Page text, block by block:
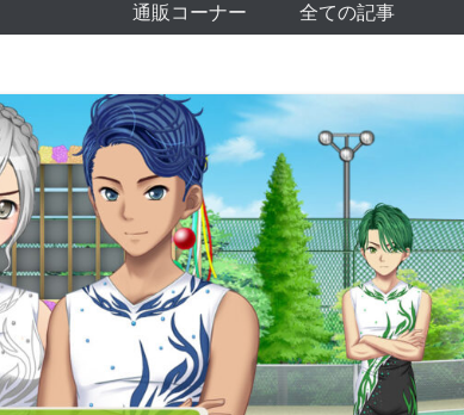
通販コーナー
全ての記事